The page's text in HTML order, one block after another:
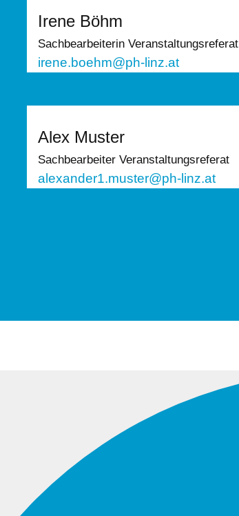
Irene Böhm
Sachbearbeiterin Veranstaltungsreferat
irene.boehm@ph-linz.at
Alex Muster
Sachbearbeiter Veranstaltungsreferat
alexander1.muster@ph-linz.at